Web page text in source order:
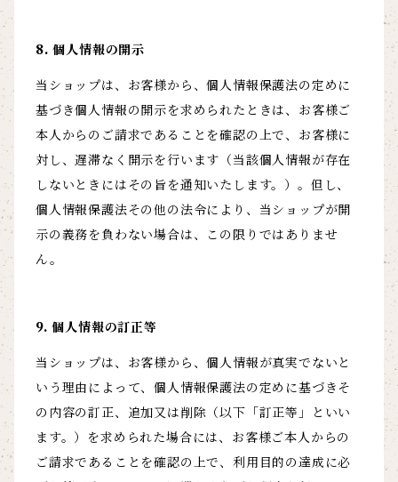
8. 個人情報の開示
当ショップは、お客様から、個人情報保護法の定めに
基づき個人情報の開示を求められたときは、お客様ご
本人からのご請求であることを確認の上で、お客様に
対し、遅滞なく開示を行います（当該個人情報が存在
しないときにはその旨を通知いたします。）。但し、
個人情報保護法その他の法令により、当ショップが開
示の義務を負わない場合は、この限りではありませ
ん。
9. 個人情報の訂正等
当ショップは、お客様から、個人情報が真実でないと
いう理由によって、個人情報保護法の定めに基づきそ
の内容の訂正、追加又は削除（以下「訂正等」といい
ます。）を求められた場合には、お客様ご本人からの
ご請求であることを確認の上で、利用目的の達成に必